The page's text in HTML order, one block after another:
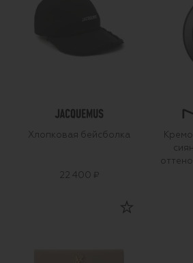
Хлопковая бейсболка
22 400 ₽